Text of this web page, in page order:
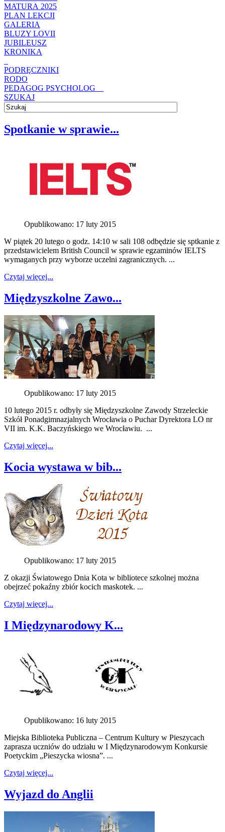
MATURA 2025
PLAN LEKCJI
GALERIA
BLUZY LOVII
JUBILEUSZ
KRONIKA
PODRĘCZNIKI
RODO
PEDAGOG PSYCHOLOG
SZUKAJ
Spotkanie w sprawie...
Opublikowano: 17 luty 2015
W piątek 20 lutego o godz. 14:10 w sali 108 odbędzie się sptkanie z
przedstawicielem British Council w sprawie egzaminów IELTS
wymaganych przy wyborze uczelni zagranicznych. ...
Czytaj więcej...
Międzyszkolne Zawo...
Opublikowano: 17 luty 2015
10 lutego 2015 r. odbyły się Międzyszkolne Zawody Strzeleckie
Szkół Ponadgimnazjalnych Wrocławia o Puchar Dyrektora LO nr
VII im. K.K. Baczyńskiego we Wrocławiu. ...
Czytaj więcej...
Kocia wystawa w bib...
Opublikowano: 17 luty 2015
Z okazji Światowego Dnia Kota w bibliotece szkolnej można
obejrzeć pokaźny zbiór kocich maskotek. ...
Czytaj więcej...
I Międzynarodowy K...
Opublikowano: 16 luty 2015
Miejska Biblioteka Publiczna – Centrum Kultury w Pieszycach
zaprasza uczniów do udziału w I Międzynarodowym Konkursie
Poetyckim „Pieszycka wiosna”. ...
Czytaj więcej...
Wyjazd do Anglii